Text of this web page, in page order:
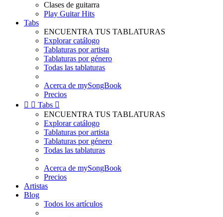
Clases de guitarra
Play Guitar Hits
Tabs
ENCUENTRA TUS TABLATURAS
Explorar catálogo
Tablaturas por artista
Tablaturas por género
Todas las tablaturas
Acerca de mySongBook
Precios
  Tabs 
ENCUENTRA TUS TABLATURAS
Explorar catálogo
Tablaturas por artista
Tablaturas por género
Todas las tablaturas
Acerca de mySongBook
Precios
Artistas
Blog
Todos los artículos